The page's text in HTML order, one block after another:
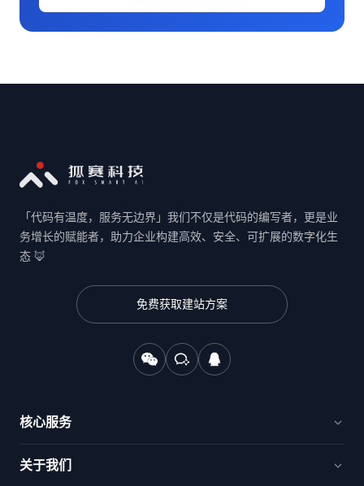
「代码有温度，服务无边界」我们不仅是代码的编写者，更是业
务增长的赋能者，助力企业构建高效、安全、可扩展的数字化生
态 🦊
免费获取建站方案
核心服务
电商新零售与交易平台
关于我们